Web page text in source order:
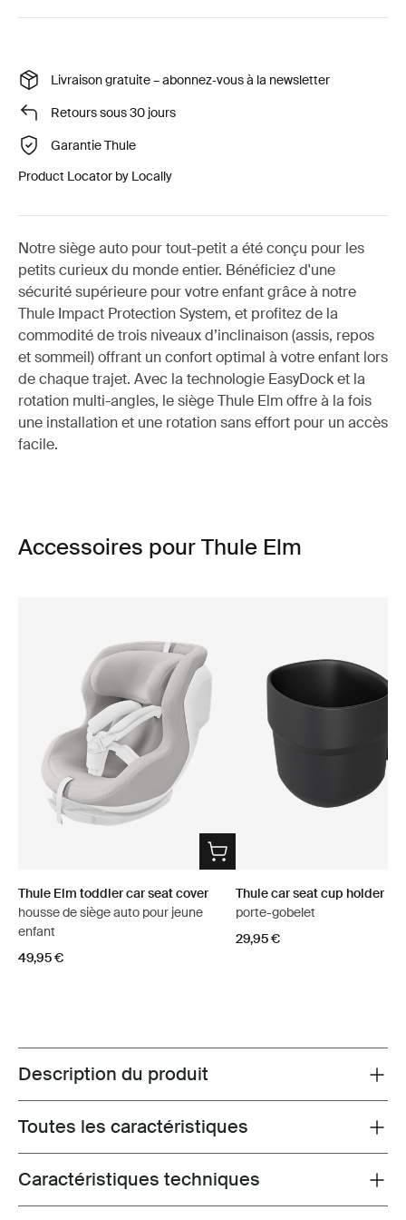
Livraison gratuite – abonnez‑vous à la newsletter
Retours sous 30 jours
Garantie Thule
Product Locator by Locally
Notre siège auto pour tout-petit a été conçu pour les
petits curieux du monde entier. Bénéficiez d'une
sécurité supérieure pour votre enfant grâce à notre
Thule Impact Protection System, et profitez de la
commodité de trois niveaux d’inclinaison (assis, repos
et sommeil) offrant un confort optimal à votre enfant lors
de chaque trajet. Avec la technologie EasyDock et la
rotation multi-angles, le siège Thule Elm offre à la fois
une installation et une rotation sans effort pour un accès
facile.
Accessoires pour Thule Elm
Thule Elm toddler car seat cover
housse de siège auto pour jeune
enfant
49,95 €
Thule car seat cup holder
porte-gobelet
29,95 €
Toggle overview
Description du produit
Toggle features
Toutes les caractéristiques
Toggle techspec
Caractéristiques techniques